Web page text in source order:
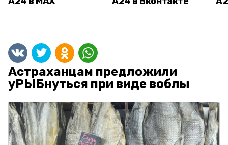
Астраханцам предложили
уРЫБнуться при виде воблы